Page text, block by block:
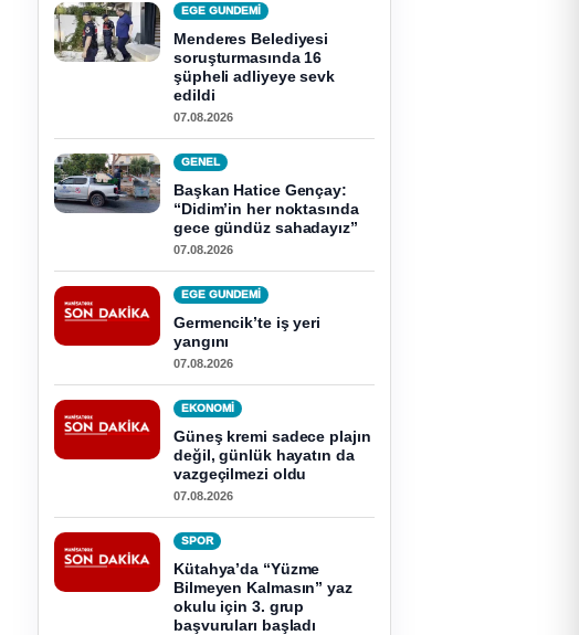
EGE GUNDEMİ
Menderes Belediyesi
soruşturmasında 16
şüpheli adliyeye sevk
edildi
07.08.2026
GENEL
Başkan Hatice Gençay:
“Didim’in her noktasında
gece gündüz sahadayız”
07.08.2026
EGE GUNDEMİ
Germencik’te iş yeri
yangını
07.08.2026
EKONOMI
Güneş kremi sadece plajın
değil, günlük hayatın da
vazgeçilmezi oldu
07.08.2026
SPOR
Kütahya’da “Yüzme
Bilmeyen Kalmasın” yaz
okulu için 3. grup
başvuruları başladı